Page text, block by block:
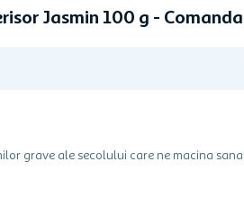
Jasmin 100 g -
grave ale secolului care ne macina